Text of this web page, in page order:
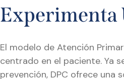
Experimenta
El modelo de Atención
centrado en el paciente. Ya
prevención, DPC ofrece una